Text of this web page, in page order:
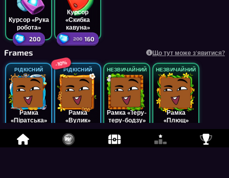
Курсор «Рука
робота»
200
Курсор
«Скибка
кавуна»
200 160
Frames Що тут може з'явитися?
РІДКІСНИЙ
Рамка
«Піратська»
5,000
РІДКІСНИЙ
Рамка
«Вулик»
6,750
-10%
НЕЗВИЧАЙНИЙ
Рамка «Теру-
теру-бодзу»
4,000
НЕЗВИЧАЙНИЙ
Рамка
«Плющ»
2,500
НЕЗВИЧАЙНИЙ НЕЗВИЧАЙНИЙ НЕЗВИЧАЙНИЙ
-10%
НЕЗВИЧАЙНИЙ